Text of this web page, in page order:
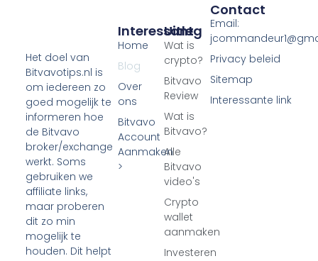
Het doel van
Bitvavotips.nl is
om iedereen zo
goed mogelijk te
informeren hoe
de Bitvavo
broker/exchange
werkt. Soms
gebruiken we
affiliate links,
maar proberen
dit zo min
mogelijk te
houden. Dit helpt
Uitleg
Wat is
crypto?
Bitvavo
Review
Wat is
Bitvavo?
Alle
Bitvavo
video's
Crypto
wallet
aanmaken
Investeren
Interessant
Home
Blog
Over
ons
Bitvavo
Account
Aanmaken
>
Contact
Email:
Privacy beleid
Sitemap
Interessante link